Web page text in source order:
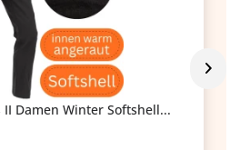
Damen Winter Softshell...